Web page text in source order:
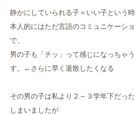
静かにしていられる子＝いい子という時
本人的にはただ言語のコミュニケーシ
で、
男の子も「チッ」って感じになっちゃ
す。←さらに早く退散したくなる
その男の子は私より２～３学年下だっ
しまいましたが